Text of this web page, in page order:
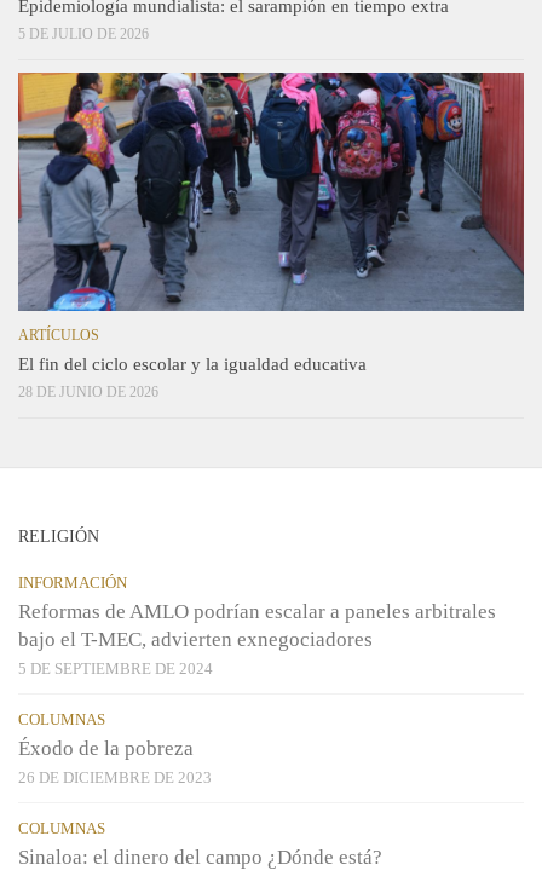
Epidemiología mundialista: el sarampión en tiempo extra
5 DE JULIO DE 2026
ARTÍCULOS
El fin del ciclo escolar y la igualdad educativa
28 DE JUNIO DE 2026
RELIGIÓN
INFORMACIÓN
Reformas de AMLO podrían escalar a paneles arbitrales
bajo el T-MEC, advierten exnegociadores
5 DE SEPTIEMBRE DE 2024
COLUMNAS
Éxodo de la pobreza
26 DE DICIEMBRE DE 2023
COLUMNAS
Sinaloa: el dinero del campo ¿Dónde está?